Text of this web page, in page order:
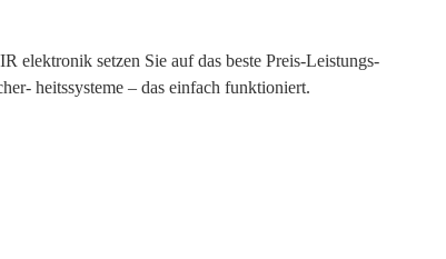
elektronik setzen Sie auf das beste Preis-Leistungs-
heitssysteme – das einfach funktioniert.